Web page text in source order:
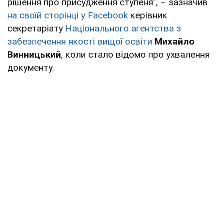
на своїй сторінці у Facebook керівник
секретаріату Національного агентства з
забезпечення якості вищої освіти Михайло
Винницький, коли стало відомо про ухвалення
документу.